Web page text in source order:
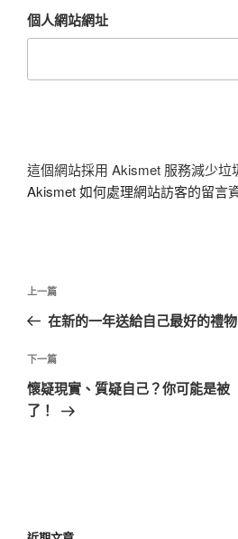
個人網站網址
這個網站採用 Akismet 服務減少垃
Akismet 如何處理網站訪客的留言
文
導
覽
上
一
文
章
上一篇
在新的一年送給自己最好的禮
下
一
篇
下一篇
懷疑現實、質疑自己？你可能是被
了！